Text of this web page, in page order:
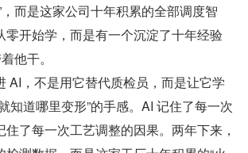
，而是这家公司十年积累的全部调度智
零开始学，而是有一个沉淀了十年经验
他干。
AI，不是用它替代质检员，而是让它学
知道哪里变形”的手感。AI 记住了每一次
了每一次工艺调整的因果。两年下来，